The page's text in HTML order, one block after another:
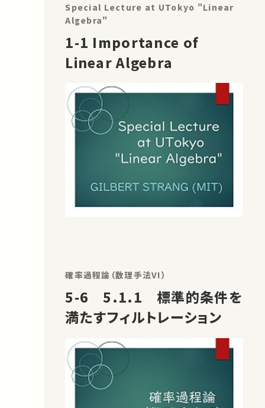
Special Lecture at UTokyo "Linear
Algebra"
1-1 Importance of
Linear Algebra
確率過程論（数理手法VI）
5-6 5.1.1 標準的条件を
満たすフィルトレーション